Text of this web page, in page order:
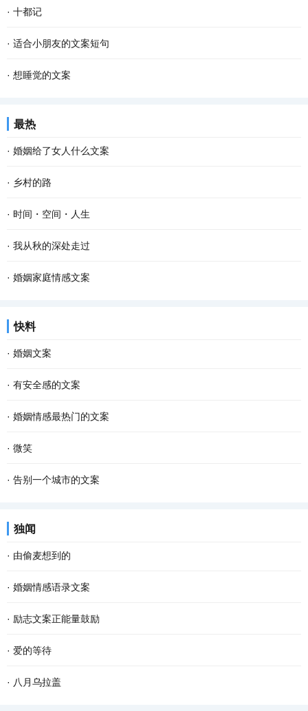
· 十都记
· 适合小朋友的文案短句
· 想睡觉的文案
最热
· 婚姻给了女人什么文案
· 乡村的路
· 时间・空间・人生
· 我从秋的深处走过
· 婚姻家庭情感文案
快料
· 婚姻文案
· 有安全感的文案
· 婚姻情感最热门的文案
· 微笑
· 告别一个城市的文案
独闻
· 由偷麦想到的
· 婚姻情感语录文案
· 励志文案正能量鼓励
· 爱的等待
· 八月乌拉盖